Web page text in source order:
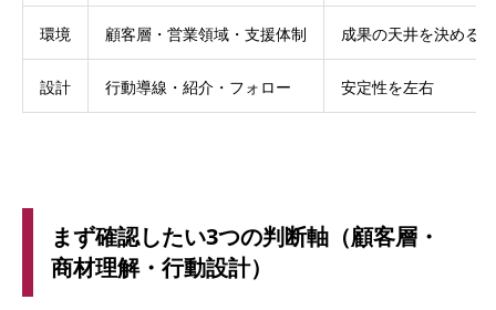
環境 顧客層・営業領域・支援体制 成果の天井を決める
設計 行動導線・紹介・フォロー 安定性を左右
まず確認したい3つの判断軸（顧客層・
商材理解・行動設計）